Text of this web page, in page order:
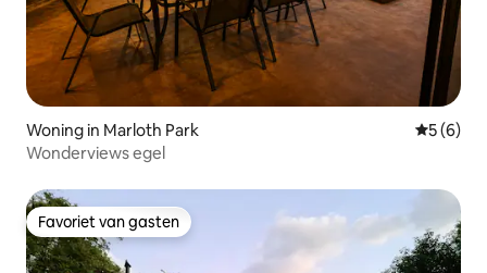
Woning in Marloth Park
5 (6)
Wonderviews egel
Favoriet van gasten
Favoriet van gasten